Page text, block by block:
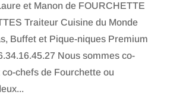
et Manon de FOURCHETTE
Traiteur Cuisine du Monde
Buffet et Pique-niques Premium
Nous sommes co-
chefs de Fourchette ou